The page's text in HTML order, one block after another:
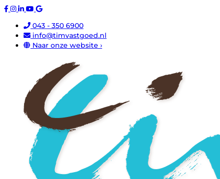
043 - 350 6900
info@timvastgoed.nl
Naar onze website ›